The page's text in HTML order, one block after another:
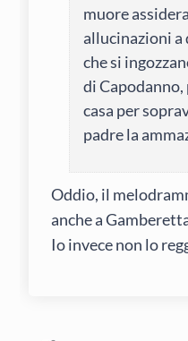
muore
allucinazioni a
che si
di Capodanno,
casa per
padre la
Oddio, il
anche a
Io invece non lo